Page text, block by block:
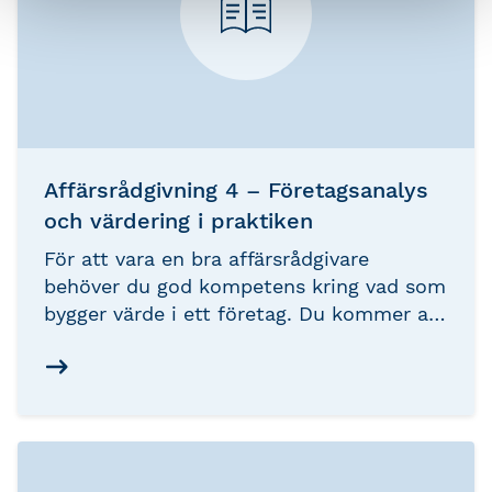
Affärsrådgivning 4 – Företagsanalys
och värdering i praktiken
För att vara en bra affärsrådgivare
behöver du god kompetens kring vad som
bygger värde i ett företag. Du kommer att
företagsanalys och företagsvärdering.